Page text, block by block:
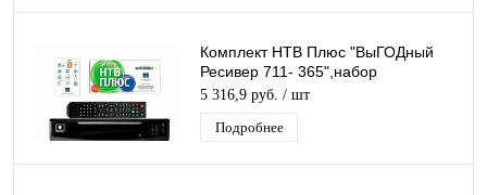
Комплект НТВ Плюс "ВыГОДный
Ресивер 711- 365",набор
спутникового оборудования с
подпиской на 1год
5 316,9 руб. / шт
Подробнее